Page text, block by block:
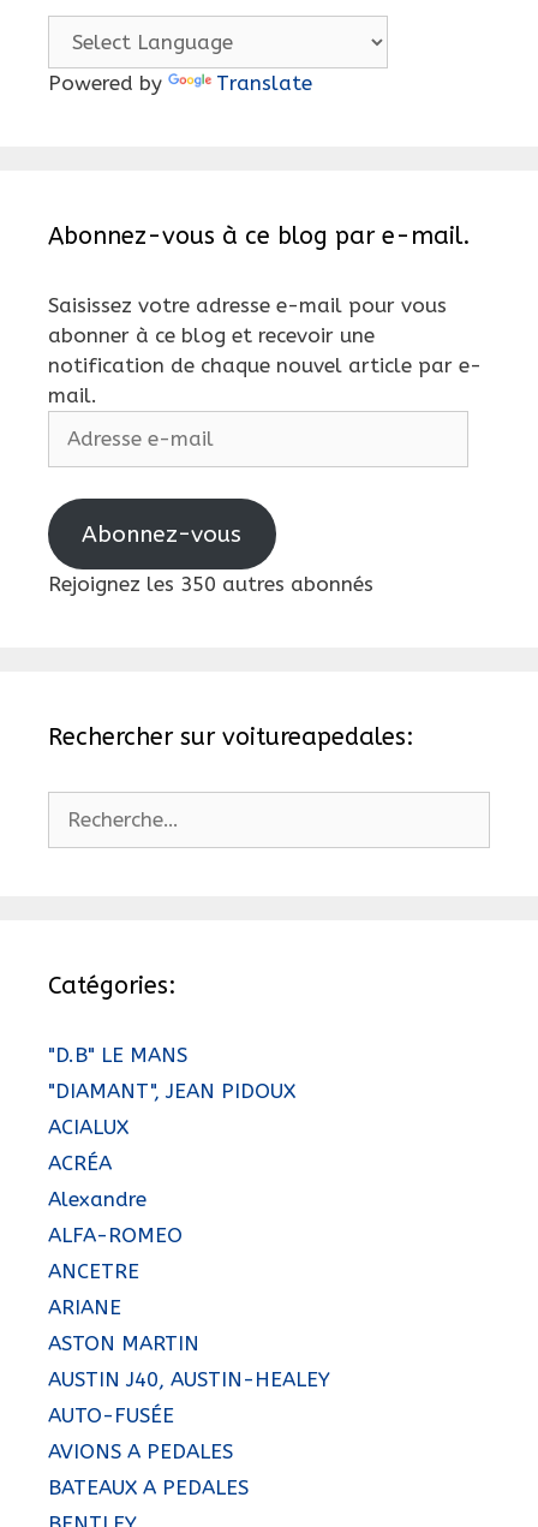
Powered by Translate
Abonnez-vous à ce blog par e-mail.
Saisissez votre adresse e-mail pour vous
abonner à ce blog et recevoir une
notification de chaque nouvel article par e-
mail.
Abonnez-vous
Rejoignez les 350 autres abonnés
Rechercher sur voitureapedales:
Catégories:
"D.B" LE MANS
"DIAMANT", JEAN PIDOUX
ACIALUX
ACRÉA
Alexandre
ALFA-ROMEO
ANCETRE
ARIANE
ASTON MARTIN
AUSTIN J40, AUSTIN-HEALEY
AUTO-FUSÉE
AVIONS A PEDALES
BATEAUX A PEDALES